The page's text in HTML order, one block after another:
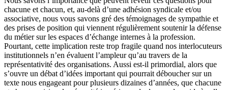
chacune et chacun, et, au-delà d’une adhésion syndicale et/ou
associative, nous vous savons gré des témoignages de sympathie et
des prises de position qui viennent régulièrement soutenir la défense
du métier sur les espaces d’échange internes à la profession.
Pourtant, cette implication reste trop fragile quand nos interlocuteurs
institutionnels n’en évaluent l’ampleur qu’au travers de la
représentativité des organisations. Aussi est-il primordial, alors que
s’ouvre un débat d’idées important qui pourrait déboucher sur un
texte nous engageant pour plusieurs dizaines d’années, que chacune